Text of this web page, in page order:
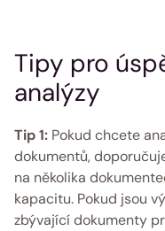
Tipy pro
analýzy
Tip 1: Pokud chcete
dokumentů,
na několika
kapacitu. Pokud jsou
zbývající dokumenty